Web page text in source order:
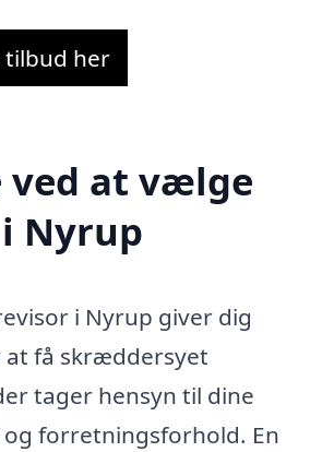
tilbud her
ved at vælge
Nyrup
i Nyrup giver dig
få skræddersyet
tager hensyn til dine
og forretningsforhold. En